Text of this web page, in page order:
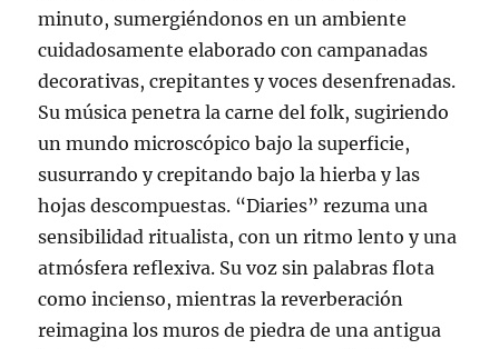
minuto, sumergiéndonos en un ambiente
cuidadosamente elaborado con campanadas
decorativas, crepitantes y voces desenfrenadas.
Su música penetra la carne del folk, sugiriendo
un mundo microscópico bajo la superficie,
susurrando y crepitando bajo la hierba y las
hojas descompuestas. “Diaries” rezuma una
sensibilidad ritualista, con un ritmo lento y una
atmósfera reflexiva. Su voz sin palabras flota
como incienso, mientras la reverberación
reimagina los muros de piedra de una antigua